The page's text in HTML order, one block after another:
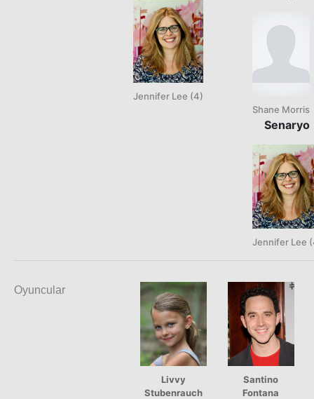
Jennifer Lee (4)
Shane Morris
Senaryo
Jennifer Lee
Oyuncular
Livvy
Stubenrauch
Santino
Fontana